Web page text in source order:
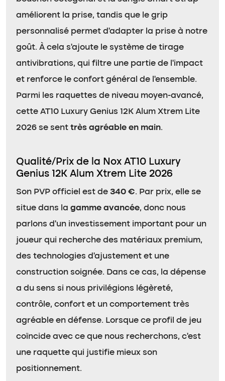
améliorent la prise, tandis que le grip
personnalisé permet d’adapter la prise à notre
goût. À cela s’ajoute le système de tirage
antivibrations, qui filtre une partie de l’impact
et renforce le confort général de l’ensemble.
Parmi les raquettes de niveau moyen-avancé,
cette AT10 Luxury Genius 12K Alum Xtrem Lite
2026 se sent très agréable en main.
Qualité/Prix de la Nox AT10 Luxury
Genius 12K Alum Xtrem Lite 2026
Son PVP officiel est de 340 €. Par prix, elle se
situe dans la gamme avancée, donc nous
parlons d’un investissement important pour un
joueur qui recherche des matériaux premium,
des technologies d’ajustement et une
construction soignée. Dans ce cas, la dépense
a du sens si nous privilégions légèreté,
contrôle, confort et un comportement très
agréable en défense. Lorsque ce profil de jeu
coïncide avec ce que nous recherchons, c’est
une raquette qui justifie mieux son
positionnement.